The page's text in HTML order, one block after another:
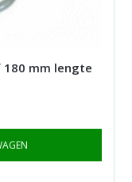
180 mm lengte